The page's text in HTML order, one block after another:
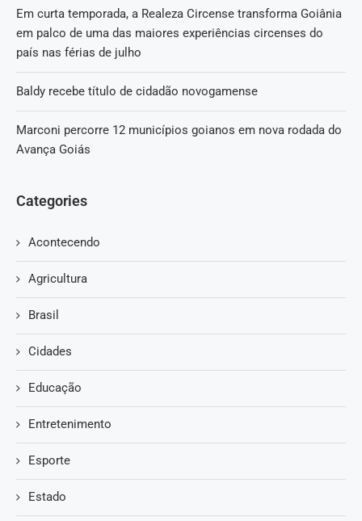
Em curta temporada, a Realeza Circense transforma Goiânia
em palco de uma das maiores experiências circenses do
país nas férias de julho
Baldy recebe título de cidadão novogamense
Marconi percorre 12 municípios goianos em nova rodada do
Avança Goiás
Categories
Acontecendo
Agricultura
Brasil
Cidades
Educação
Entretenimento
Esporte
Estado